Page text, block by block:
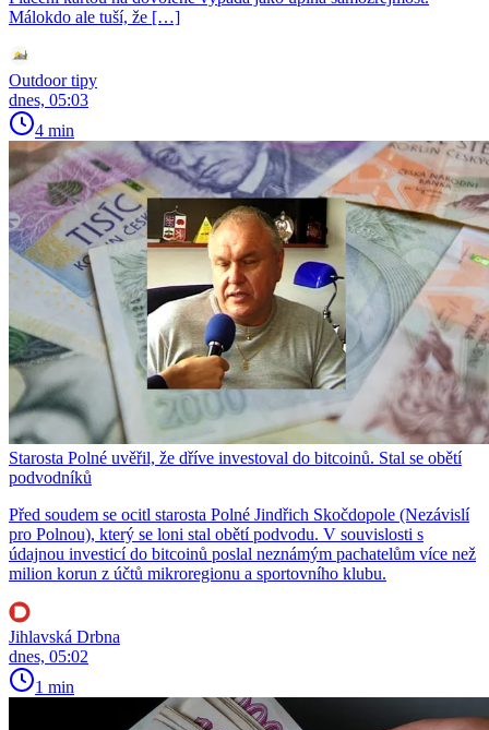
Málokdo ale tuší, že […]
Outdoor tipy
dnes, 05:03
4 min
Starosta Polné uvěřil, že dříve investoval do bitcoinů. Stal se obětí
podvodníků
Před soudem se ocitl starosta Polné Jindřich Skočdopole (Nezávislí
pro Polnou), který se loni stal obětí podvodu. V souvislosti s
údajnou investicí do bitcoinů poslal neznámým pachatelům více než
milion korun z účtů mikroregionu a sportovního klubu.
Jihlavská Drbna
dnes, 05:02
1 min